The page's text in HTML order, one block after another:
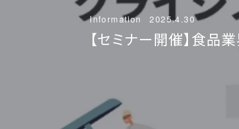
Information 2025.4.30
【セミナー開催】食品